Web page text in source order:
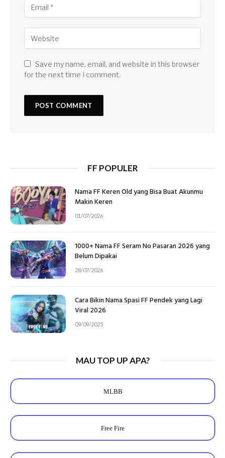
Save my name, email, and website in this browser
for the next time I comment.
FF POPULER
Nama FF Keren Old yang Bisa Buat Akunmu
Makin Keren
01/07/2026
1000+ Nama FF Seram No Pasaran 2026 yang
Belum Dipakai
28/07/2026
Cara Bikin Nama Spasi FF Pendek yang Lagi
Viral 2026
09/09/2025
MAU TOP UP APA?
MLBB
Free Fire